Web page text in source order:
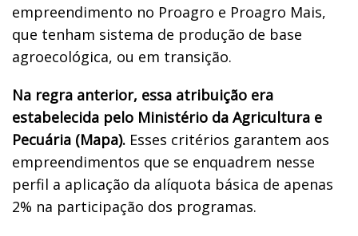
empreendimento no Proagro e Proagro Mais,
que tenham sistema de produção de base
agroecológica, ou em transição.
Na regra anterior, essa atribuição era
estabelecida pelo Ministério da Agricultura e
Pecuária (Mapa). Esses critérios garantem aos
empreendimentos que se enquadrem nesse
perfil a aplicação da alíquota básica de apenas
2% na participação dos programas.